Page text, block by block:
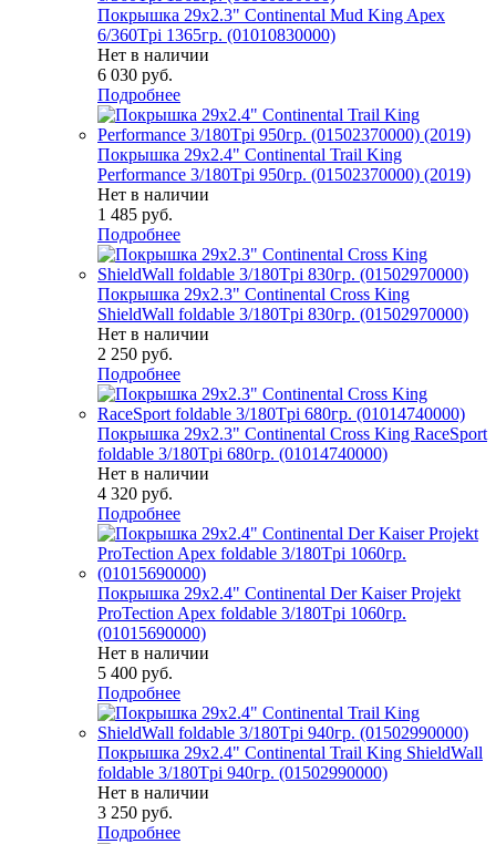
Покрышка 29x2.3" Continental Mud King Apex
6/360Tpi 1365гр. (01010830000)
Нет в наличии
6 030 руб.
Подробнее
Покрышка 29x2.4" Continental Trail King
Performance 3/180Tpi 950гр. (01502370000) (2019)
Нет в наличии
1 485 руб.
Подробнее
Покрышка 29x2.3" Continental Cross King
ShieldWall foldable 3/180Tpi 830гр. (01502970000)
Нет в наличии
2 250 руб.
Подробнее
Покрышка 29x2.3" Continental Cross King RaceSport
foldable 3/180Tpi 680гр. (01014740000)
Нет в наличии
4 320 руб.
Подробнее
Покрышка 29x2.4" Continental Der Kaiser Projekt
ProTection Apex foldable 3/180Tpi 1060гр.
(01015690000)
Нет в наличии
5 400 руб.
Подробнее
Покрышка 29x2.4" Continental Trail King ShieldWall
foldable 3/180Tpi 940гр. (01502990000)
Нет в наличии
3 250 руб.
Подробнее